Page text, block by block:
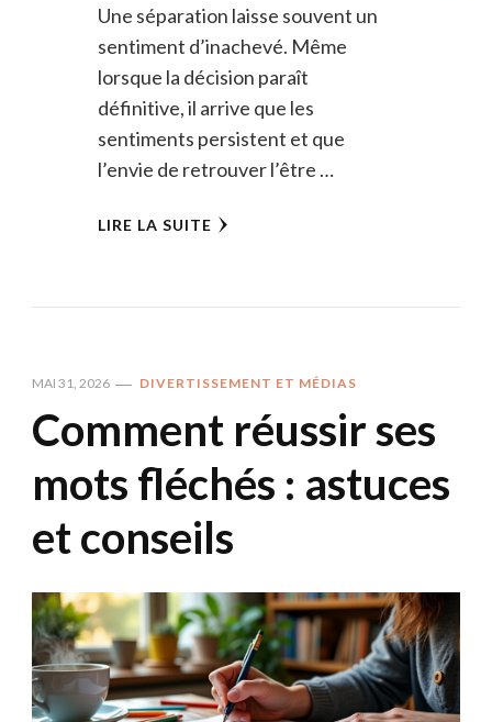
Une séparation laisse souvent un
sentiment d’inachevé. Même
lorsque la décision paraît
définitive, il arrive que les
sentiments persistent et que
l’envie de retrouver l’être …
LIRE LA SUITE
MAI 31, 2026 DIVERTISSEMENT ET MÉDIAS
Comment réussir ses
mots fléchés : astuces
et conseils